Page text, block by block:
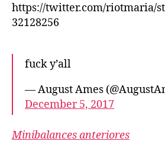
https://twitter.com/riotmaria/
32128256
fuck y’all
— August Ames
December 5, 2017
Minibalances anteriores